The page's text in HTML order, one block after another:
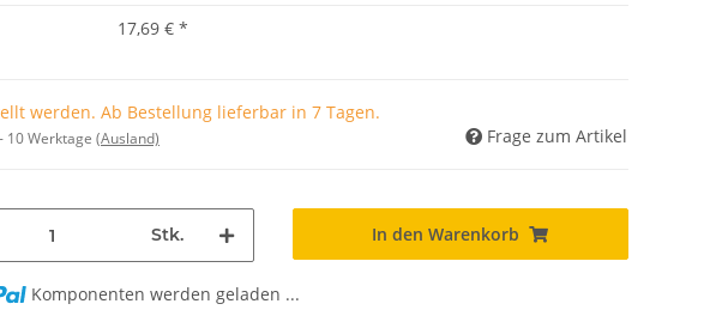
17,69 € *
werden. Ab Bestellung lieferbar in 7 Tagen.
10 Werktage (Ausland) Frage zum Artikel
Stk. In den Warenkorb
Komponenten werden geladen ...